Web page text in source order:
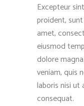
Excepteur
proident,
amet,
eiusmod
dolore
veniam, quis
laboris nisi ut
consequat.